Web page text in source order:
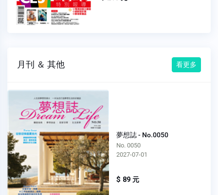
月刊 ＆ 其他 看更多
夢想誌 - No.0050
No. 0050
2027-07-01
$ 89 元